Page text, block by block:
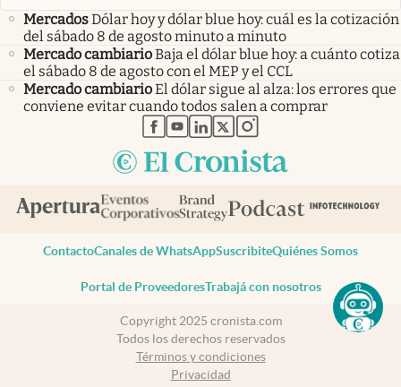
MercadosDólar hoy y dólar blue hoy: cuál es la cotización
del sábado 8 de agosto minuto a minuto
Mercado cambiarioBaja el dólar blue hoy: a cuánto cotiza
el sábado 8 de agosto con el MEP y el CCL
Mercado cambiarioEl dólar sigue al alza: los errores que
conviene evitar cuando todos salen a comprar
abre en nueva pestaña
abre en nueva pestaña
abre en nueva pestaña
abre en nueva pestaña
abre en nueva pestaña
ContactoCanales de WhatsAppSuscribiteQuiénes Somos
Portal de ProveedoresTrabajá con nosotros
Copyright 2025 cronista.com
Todos los derechos reservados
Términos y condiciones
Privacidad